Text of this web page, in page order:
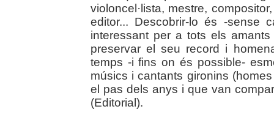
violoncel·lista, mestre,
editor... Descobrir-lo és -sense
interessant per a tots els
preservar el seu record i
temps -i fins on és possible-
músics i cantants gironins
el pas dels anys i que van
(Editorial).